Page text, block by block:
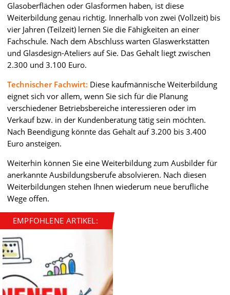
Glasoberflächen oder Glasformen haben, ist diese
Weiterbildung genau richtig. Innerhalb von zwei (Vollzeit) bis
vier Jahren (Teilzeit) lernen Sie die Fähigkeiten an einer
Fachschule. Nach dem Abschluss warten Glaswerkstätten
und Glasdesign-Ateliers auf Sie. Das Gehalt liegt zwischen
2.300 und 3.100 Euro.
Technischer Fachwirt: Diese kaufmännische Weiterbildung
eignet sich vor allem, wenn Sie sich für die Planung
verschiedener Betriebsbereiche interessieren oder im
Verkauf bzw. in der Kundenberatung tätig sein möchten.
Nach Beendigung könnte das Gehalt auf 3.200 bis 3.400
Euro ansteigen.
Weiterhin können Sie eine Weiterbildung zum Ausbilder für
anerkannte Ausbildungsberufe absolvieren. Nach diesen
Weiterbildungen stehen Ihnen wiederum neue berufliche
Wege offen.
EMPFOHLENE ARTIKEL: